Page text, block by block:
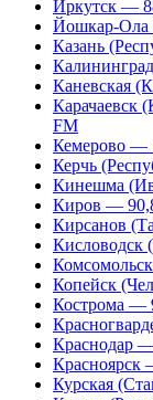
Иркутск —
Йошкар-Ола
Казань
Каневская
Карачаевск
FM
Кемерово —
Керчь
Кинешма
Киров —
Кирсанов
Кисловодск
Копейск
Кострома —
Краснодар
Красноярск
Курская